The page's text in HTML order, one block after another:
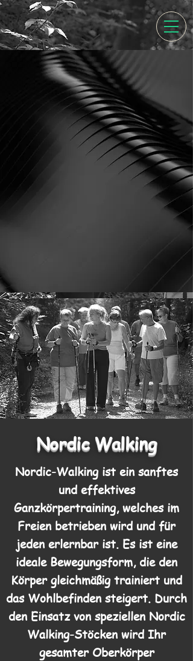
Nordic Walking
Nordic-Walking ist ein sanftes
und effektives
Ganzkörpertraining, welches im
Freien betrieben wird und für
jeden erlernbar ist. Es ist eine
ideale Bewegungsform, die den
Körper gleichmäßig trainiert und
das Wohlbefinden steigert. Durch
den Einsatz von speziellen Nordic
Walking-Stöcken wird Ihr
gesamter Oberkörper